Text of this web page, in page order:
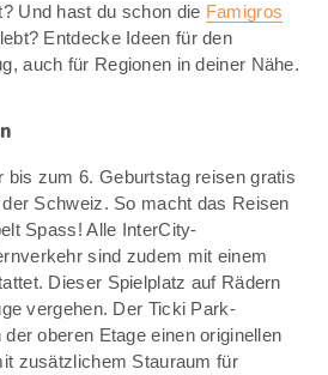
Und hast du schon die Famigros
Entdecke Ideen für den
auch für Regionen in deiner Nähe.
bis zum 6. Geburtstag reisen gratis
Schweiz. So macht das Reisen
Spass! Alle InterCity-
sind zudem mit einem
Dieser Spielplatz auf Rädern
vergehen. Der Ticki Park-
oberen Etage einen originellen
zusätzlichem Stauraum für